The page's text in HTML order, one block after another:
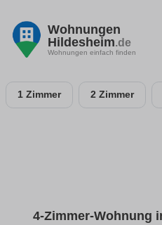
Wohnungen
Hildesheim.de
Wohnungen einfach finden
1 Zimmer 2 Zimmer
4-Zimmer-Wohnung